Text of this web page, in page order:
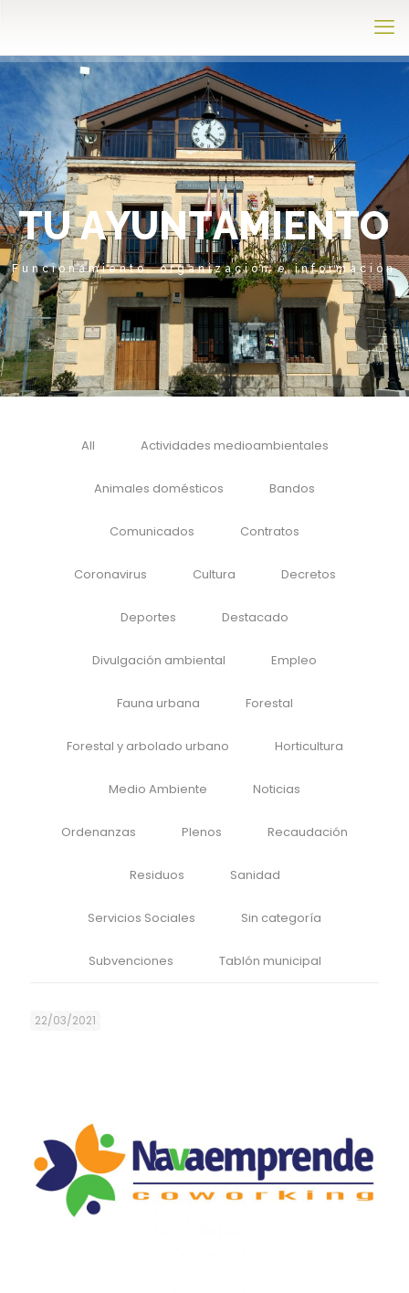
TU AYUNTAMIENTO
Funcionamiento, organización e información
All Actividades medioambientales
Animales domésticos Bandos
Comunicados Contratos
Coronavirus Cultura Decretos
Deportes Destacado
Divulgación ambiental Empleo
Fauna urbana Forestal
Forestal y arbolado urbano Horticultura
Medio Ambiente Noticias
Ordenanzas Plenos Recaudación
Residuos Sanidad
Servicios Sociales Sin categoría
Subvenciones Tablón municipal
22/03/2021